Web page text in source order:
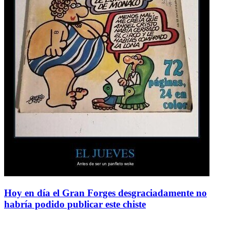
Hoy en día el Gran Forges desgraciadamente no
habría podido publicar este chiste